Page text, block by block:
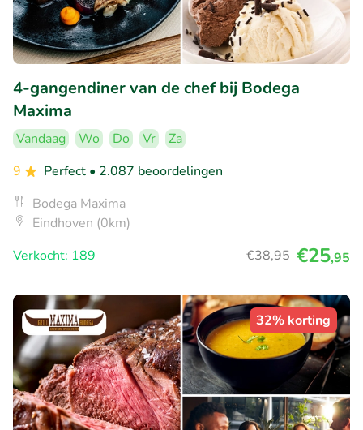
4-gangendiner van de chef bij Bodega
Maxima
Vandaag Wo Do Vr
Za
9
Perfect • 2.087 beoordelingen
Bodega Maxima
Eindhoven (0km)
Verkocht: 189
€38,95 €25,95
32% korting